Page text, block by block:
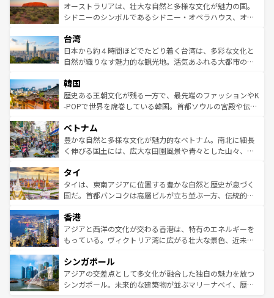
文化が魅力。旅行者はアメリカの各地域で異なる魅力を楽
しみながら、その多様性と豊かな歴史を感じることができ
ならではの贅沢な旅のスタイルだ。 なお、新着のアメリカ
情報はコンテンツ一覧を参照してほしい。
島だが、静かな自然を求めるならマウイ島やカウアイ島が
おすすめ。エメラルドグリーンに輝く海をはじめ、豊かな
れるおもてなしの心で訪れる人々を迎えてくれるハワイの
人々、おいしいローカルフードやハワイアンミュージッ
ク、伝統的なフラダンスなど、すべてがハワイの魅力を彩
ワイを、存分に味わってほしい。 なお、新着のハワイ情報
はコンテンツ一覧を参照してほしい。
オーストラリアは、壮大な自然と多様な文化が魅力の国。
シドニーのシンボルであるシドニー・オペラハウス、オー
リアリーフや大陸中央部にそびえるウルル（エアーズロッ
ク）、タスマニアの美しい原生林やケアンズの熱帯雨林な
ど、見どころがたくさん。また、カフェやワイン、オージ
いる。アクティビティも充実しており、サーフィンやダイ
ビング、ハイキングなど、アウトドア好きにはたまらな
い。オーストラリアの多彩な魅力を存分に味わいつくそ
参照してほしい。
台湾
日本から約４時間ほどでたどり着く台湾は、多彩な文化と
自然が織りなす魅力的な観光地。活気あふれる大都市の台
ン）、静ひつな山岳地帯である台湾東部など、都市の喧騒
と山間の静けさが共存しており、訪れる人に新しい発見と
驚きをもたらしてくれる。また、奥深い台湾の食文化も魅
容にもいいと評判のスイーツなど、バラエティ豊かな料理
が味わえる。 なお、新着の台湾情報は コンテンツ一覧を参
照してほしい。
韓国
歴史ある王朝文化が残る一方で、最先端のファッションやK
-POPで世界を席巻している韓国。首都ソウルの宮殿や伝統
き、地方に足を延ばせば四季折々の自然美を楽しむことが
できる。そして、キムチや焼肉、絶品のストリートフード
まで、さまざまな韓国料理が待っている。夜には、韓国な
リティに包まれながら、韓国の多彩な魅力を心ゆくまで味
わってみてほしい。 なお、新着の韓国情報はコンテンツ一
覧を参照してほしい。
ベトナム
豊かな自然と多様な文化が魅力的なベトナム。南北に細長
く伸びる国土には、広大な田園風景や青々とした山々、世
急速な発展と共に伝統が息づく。ハノイの古い町並みやホ
ーチミン市のフランス統治時代の建物も、独特の雰囲気を
醸し出している。また、バラエティの豊かさとおいしさで
とつ。フォーやバインミー、ベトナムコーヒーなどは、ぜ
ひ現地で味わいたい。どの地域を訪れてもあたたかい人々
が旅行者を迎えてくれるので、きっと忘れられない旅にな
参照してほしい。
タイ
タイは、東南アジアに位置する豊かな自然と歴史が息づく
国だ。首都バンコクは高層ビルが立ち並ぶ一方、伝統的な
の活気が交差している。北部ではチェンマイなどの山岳地
帯で自然と触れ合い、南部ではプーケットやクラビの美し
いビーチでリゾート気分を楽しむことができる。タイ料理
激する。気候は一年中温暖で、どの季節にも異なる楽しみ
が待っている。親しみやすいタイの人々、仏教を中心とし
た文化、そして多様な観光資源が、訪れる旅人を魅了し続
香港
アジアと西洋の文化が交わる香港は、特有のエネルギーを
もっている。ヴィクトリア湾に広がる壮大な景色、近未来
み、どこを訪れても感動するはず。観光スポットが密集し
ており、効率よく見どころを回れるのも魅力。息をのむよ
うな絶景から文化的な体験まで、香港を存分に楽しみ尽く
シンガポール
アジアの交差点として多文化が融合した独自の魅力を放つ
シンガポール。未来的な建築物が並ぶマリーナベイ、歴史